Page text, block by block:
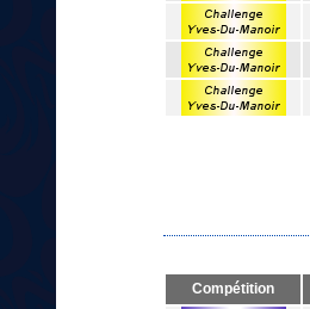
Compétition